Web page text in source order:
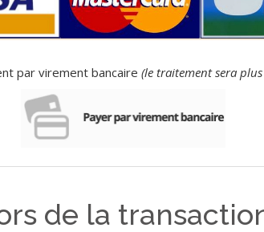
par virement bancaire (le traitement sera
de la